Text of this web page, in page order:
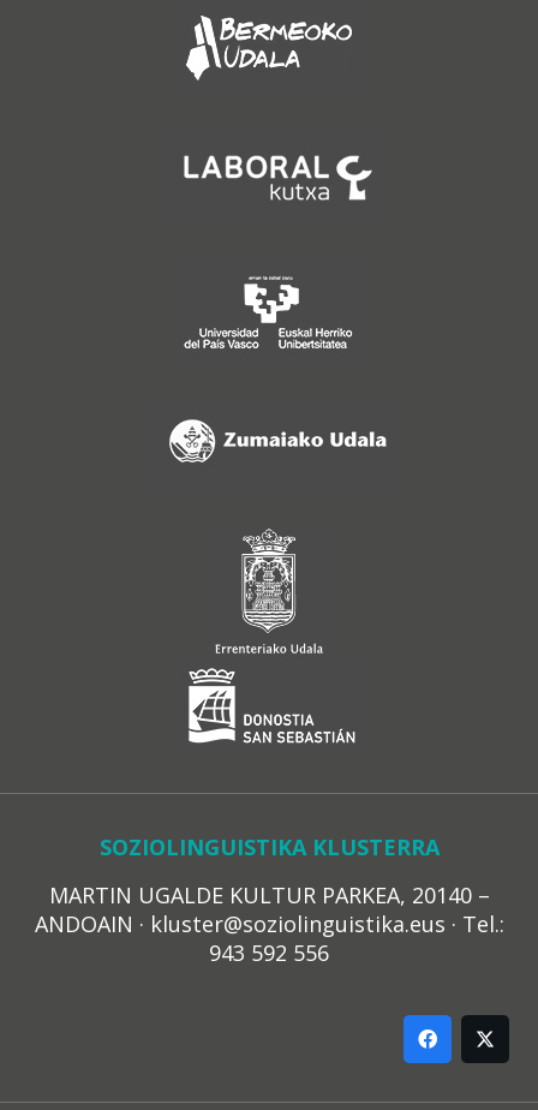
SOZIOLINGUISTIKA KLUSTERRA
MARTIN UGALDE KULTUR PARKEA, 20140 –
ANDOAIN · kluster@soziolinguistika.eus · Tel.:
943 592 556